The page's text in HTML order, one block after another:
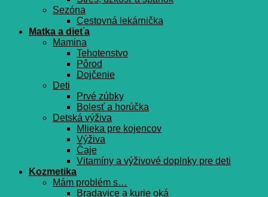
Sezóna
Cestovná lekárnička
Matka a dieťa
Mamina
Tehotenstvo
Pôrod
Dojčenie
Deti
Prvé zúbky
Bolesť a horúčka
Detská výživa
Mlieka pre kojencov
Výživa
Čaje
Vitamíny a výživové doplnky pre deti
Kozmetika
Mám problém s…
Bradavice a kurie oká